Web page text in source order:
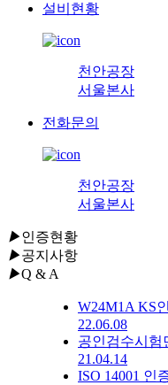
설비현황
천안공장
서울본사
전화문의
천안공장
서울본사
▶인증현황
▶공지사항
▶Q & A
W24M1A KS
22.06.08
공인검수시험
21.04.14
ISO 14001 인